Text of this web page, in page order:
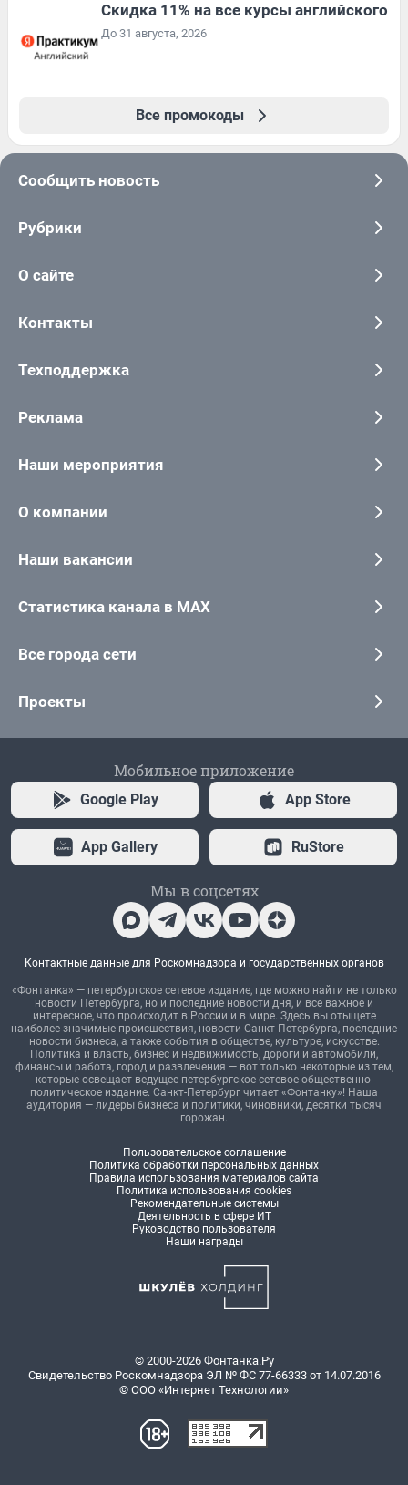
Скидка 11% на все курсы английского
До 31 августа, 2026
Все промокоды
Сообщить новость
Рубрики
О сайте
Контакты
Техподдержка
Реклама
Наши мероприятия
О компании
Наши вакансии
Статистика канала в MAX
Все города сети
Проекты
Мобильное приложение
Google Play App Store
App Gallery RuStore
Мы в соцсетях
Контактные данные для Роскомнадзора и государственных органов
«Фонтанка» — петербургское сетевое издание, где можно найти не только
новости Петербурга, но и последние новости дня, и все важное и
интересное, что происходит в России и в мире. Здесь вы отыщете
наиболее значимые происшествия, новости Санкт-Петербурга, последние
новости бизнеса, а также события в обществе, культуре, искусстве.
Политика и власть, бизнес и недвижимость, дороги и автомобили,
финансы и работа, город и развлечения — вот только некоторые из тем,
которые освещает ведущее петербургское сетевое общественно-
политическое издание. Санкт-Петербург читает «Фонтанку»! Наша
аудитория — лидеры бизнеса и политики, чиновники, десятки тысяч
горожан.
Пользовательское соглашение
Политика обработки персональных данных
Правила использования материалов сайта
Политика использования cookies
Рекомендательные системы
Деятельность в сфере ИТ
Руководство пользователя
Наши награды
© 2000-2026 Фонтанка.Ру
Свидетельство Роскомнадзора ЭЛ № ФС 77-66333 от 14.07.2016
© ООО «Интернет Технологии»